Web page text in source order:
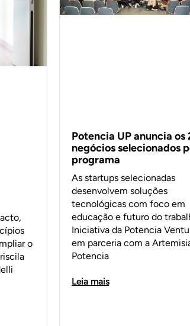
o
Potencia UP anuncia os
negócios selecionados
programa
As startups selecionadas
desenvolvem soluções
tecnológicas com foco em
educação e futuro do
Iniciativa da Potencia
em parceria com a
Potencia
Leia mais